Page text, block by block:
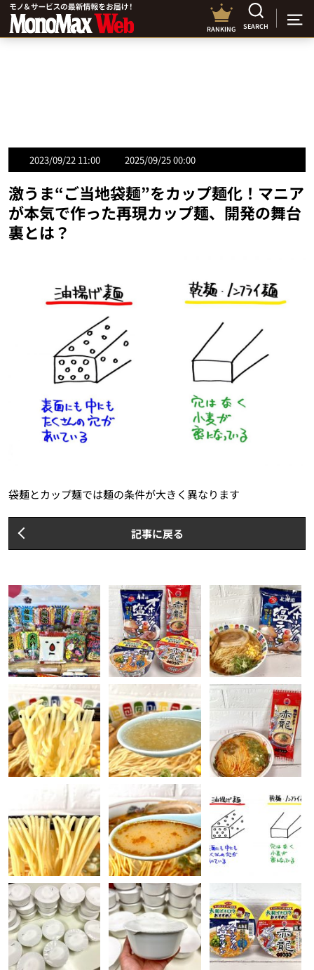
RANKING SEARCH
2023/09/22 11:00 2025/09/25 00:00
激うま“ご当地袋麺”をカップ麺化！マニア
が本気で作った再現カップ麺、開発の舞台
裏とは？
袋麺とカップ麺では麺の条件が大きく異なります
記事に戻る